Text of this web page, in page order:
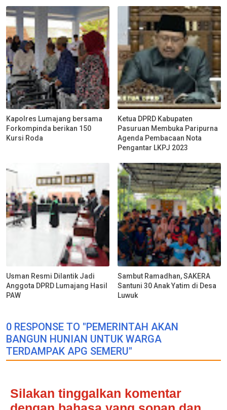
Kapolres Lumajang bersama
Forkompinda berikan 150
Kursi Roda
Ketua DPRD Kabupaten
Pasuruan Membuka Paripurna
Agenda Pembacaan Nota
Pengantar LKPJ 2023
Usman Resmi Dilantik Jadi
Anggota DPRD Lumajang Hasil
PAW
Sambut Ramadhan, SAKERA
Santuni 30 Anak Yatim di Desa
Luwuk
0 RESPONSE TO "PEMERINTAH AKAN
BANGUN HUNIAN UNTUK WARGA
TERDAMPAK APG SEMERU"
Silakan tinggalkan komentar